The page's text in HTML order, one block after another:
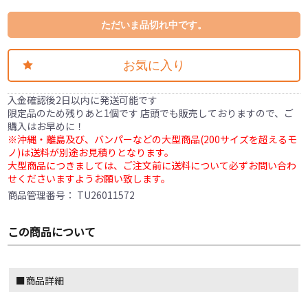
ただいま品切れ中です。
お気に入り
入金確認後2日以内に発送可能です
限定品のため残りあと1個です 店頭でも販売しておりますので、ご
購入はお早めに！
※沖縄・離島及び、バンパーなどの大型商品(200サイズを超えるモ
ノ)は送料が別途お見積りとなります。
大型商品につきましては、ご注文前に送料について必ずお問い合わ
せくださいますようお願い致します。
商品管理番号： TU26011572
この商品について
■商品詳細